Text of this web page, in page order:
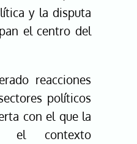
y la disputa
el centro del
reacciones
políticos
con el que la
el contexto